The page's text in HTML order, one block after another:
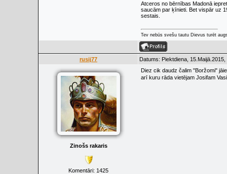
Atceros no bērnības Madonā
saucām par ķīnieti. Bet vispār uz
sestais.
Tev nebūs svešu tautu Dievus turēt
rusij77 Datums: Piektdiena,
Zinošs rakaris
Komentāri: 1425
Diez cik daudz čalim "Boržomi"
arī kuru rāda vietējam Josifam